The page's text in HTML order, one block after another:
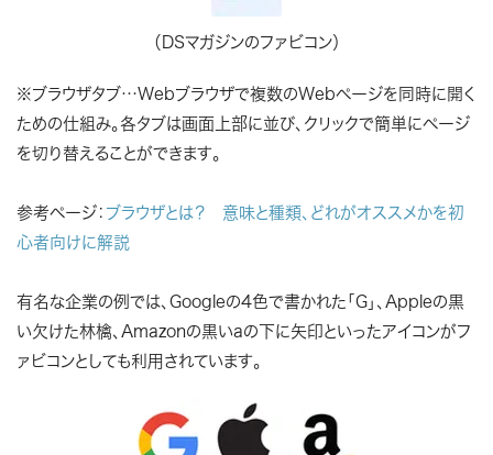
（DSマガジンのファビコン）
※ブラウザタブ…Webブラウザで複数のWebページを同時に開く
ための仕組み。各タブは画面上部に並び、クリックで簡単にページ
を切り替えることができます。
参考ページ： ブラウザとは？ 意味と種類、どれがオススメかを初
心者向けに解説
有名な企業の例では、Googleの4色で書かれた「G」、Appleの黒
い欠けた林檎、Amazonの黒いaの下に矢印といったアイコンがフ
ァビコンとしても利用されています。